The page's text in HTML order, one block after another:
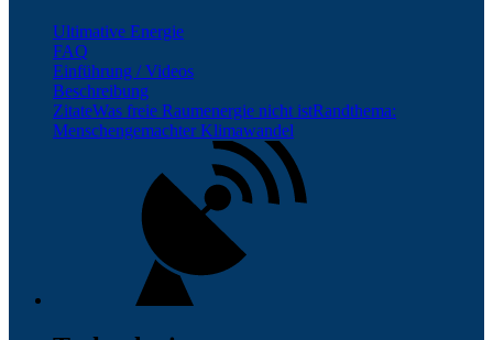
Ultimative Energie
FAQ
Einführung / Videos
Beschreibung
ZitateWas freie Raumenergie nicht istRandthema:
Menschengemachter Klimawandel